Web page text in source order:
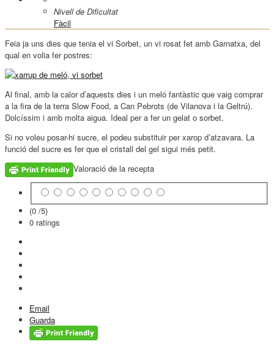
Nivell de Dificultat
Fàcil
Feia ja uns dies que tenia el vi Sorbet, un vi rosat fet amb Garnatxa, del
qual en volia fer postres:
Al final, amb la calor d’aquests dies i un meló fantàstic que vaig comprar
a la fira de la terra Slow Food, a Can Pebrots (de Vilanova i la Geltrú).
Dolcíssim i amb molta aigua. Ideal per a fer un gelat o sorbet.
Si no voleu posar-hi sucre, el podeu substituir per xarop d’atzavara. La
funció del sucre es fer que el cristall del gel sigui més petit.
Valoració de la recepta
(0 /5)
0 ratings
Email
Guarda